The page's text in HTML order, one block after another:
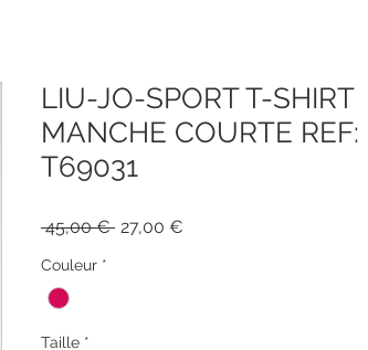
LIU-JO-SPORT T-SHIRT
MANCHE COURTE REF:
T69031
45,00 € Prezzo
27,00 €
Couleur *
Taille *